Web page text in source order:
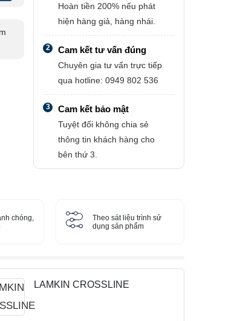
Hoàn tiền 200% nếu phát
hiện hàng giả, hàng nhái.
2 Cam kết tư vấn đúng
Chuyên gia tư vấn trực tiếp
qua hotline: 0949 802 536
3 Cam kết bảo mật
Tuyệt đối không chia sẻ
thông tin khách hàng cho
bên thứ 3.
chóng,
Theo sát liệu trình sử
dụng sản phẩm
LAMKIN CROSSLINE